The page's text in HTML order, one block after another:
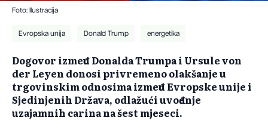
Foto: Ilustracija
Evropska unija Donald Trump energetika
Dogovor između Donalda Trumpa i Ursule von
der Leyen donosi privremeno olakšanje u
trgovinskim odnosima između Evropske unije i
Sjedinjenih Država, odlažući uvođenje
uzajamnih carina na šest mjeseci.